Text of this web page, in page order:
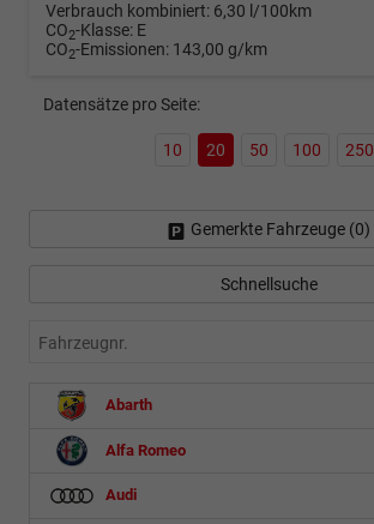
Verbrauch kombiniert: 6,30 l/100km
CO2-Klasse: E
CO2-Emissionen: 143,00 g/km
Datensätze pro Seite:
10 20 50 100 250
Gemerkte Fahrzeuge (0)
Schnellsuche
Fahrzeugnr.
Abarth
Alfa Romeo
Audi